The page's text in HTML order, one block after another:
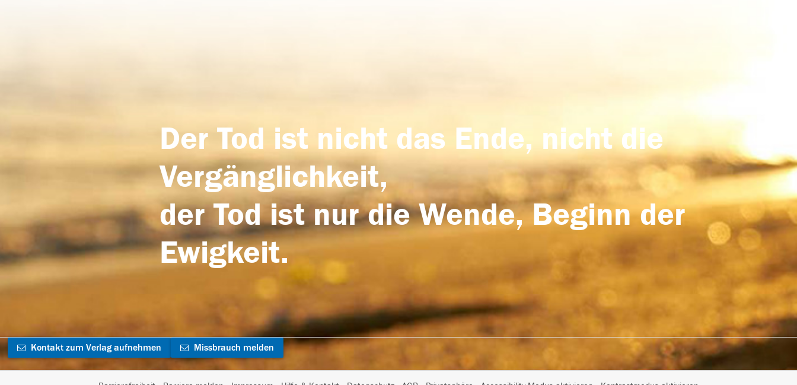
Der Tod ist nicht das Ende, nicht die
Vergänglichkeit,
der Tod ist nur die Wende, Beginn der
Ewigkeit.
Kontakt zum Verlag aufnehmen Missbrauch melden